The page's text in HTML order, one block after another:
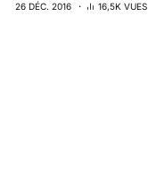
26 DÉC. 2016 16,5K VUES